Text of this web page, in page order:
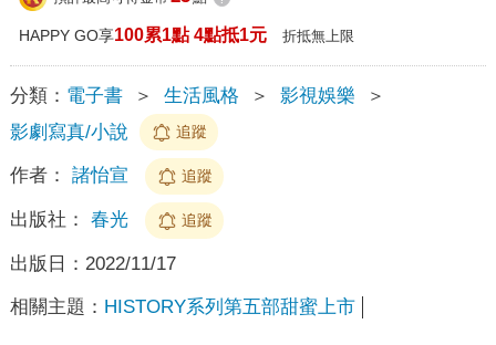
HAPPY GO享100累1點 4點抵1元 折抵無上限
分類： 電子書 ＞ 生活風格 ＞ 影視娛樂
＞
影劇寫真/小說
追蹤
作者： 諸怡宣 追蹤
出版社： 春光 追蹤
出版日： 2022/11/17
相關主題： HISTORY系列第五部甜蜜上市